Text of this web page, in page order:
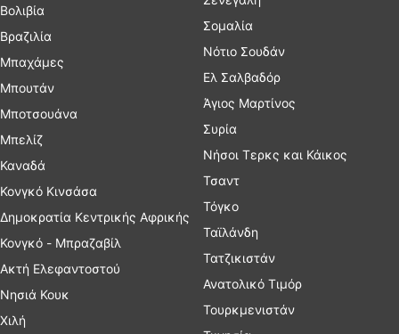
Βολιβία
Βραζιλία
Μπαχάμες
Μπουτάν
Μποτσουάνα
Μπελίζ
Καναδά
Κονγκό Κινσάσα
Δημοκρατία Κεντρικής Αφρικής
Κονγκό - Μπραζαβίλ
Ακτή Ελεφαντοστού
Νησιά Κουκ
Χιλή
Σομαλία
Νότιο Σουδάν
Ελ Σαλβαδόρ
Άγιος Μαρτίνος
Συρία
Νήσοι Τερκς και Κάικος
Τσαντ
Τόγκο
Ταϊλάνδη
Τατζικιστάν
Ανατολικό Τιμόρ
Τουρκμενιστάν